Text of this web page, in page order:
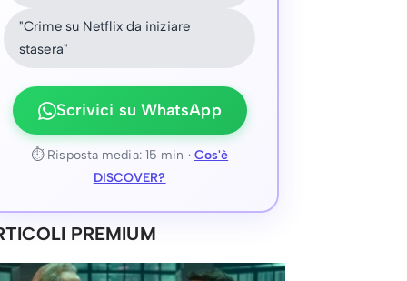
"Crime su Netflix da iniziare
stasera"
Scrivici su WhatsApp
⏱ Risposta media: 15 min · Cos'è
DISCOVER?
PREMIUM